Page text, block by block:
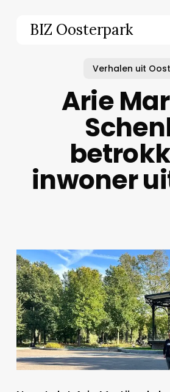
BIZ Oosterpark
Verhalen uit Oost
Arie
inwoner